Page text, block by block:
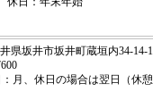
井県坂井市坂井町蔵垣内34-
月、休日の場合は翌日（休